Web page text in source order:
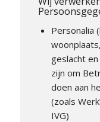
Personalia
geslacht
zijn om
doen aan
(zoals
IVG)